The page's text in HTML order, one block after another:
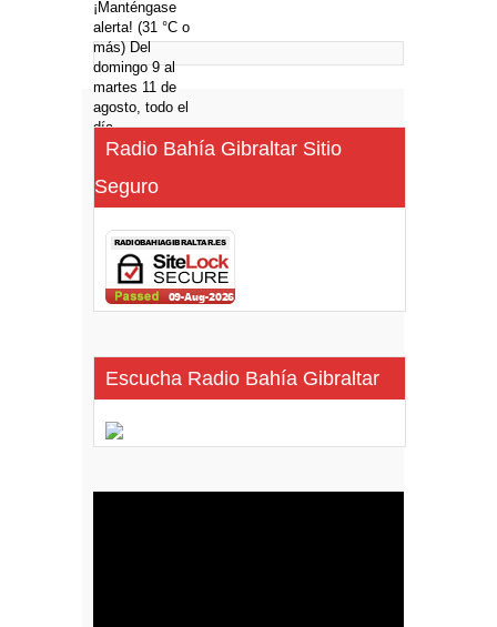
Radio Bahía Gibraltar Sitio
Seguro
Escucha Radio Bahía Gibraltar